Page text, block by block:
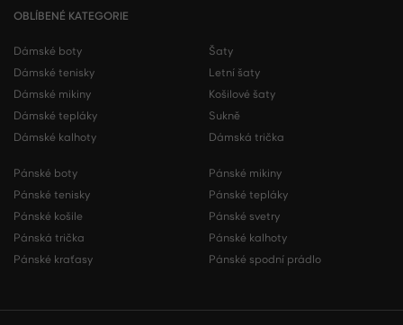
OBLÍBENÉ KATEGORIE
Dámské boty
Dámské tenisky
Dámské mikiny
Dámské tepláky
Dámské kalhoty
Šaty
Letní šaty
Košilové šaty
Sukně
Dámská trička
Pánské boty
Pánské tenisky
Pánské košile
Pánská trička
Pánské kraťasy
Pánské mikiny
Pánské tepláky
Pánské svetry
Pánské kalhoty
Pánské spodní prádlo